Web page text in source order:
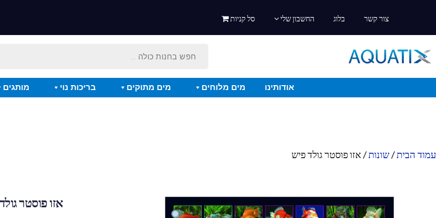
צור קשר בלוג החשבון שלי סל קניות
אודותינו מים מלוחים מים מתוקים בריכות נוי מותגים
עמוד הבית/שונות/ אזו פוסטר גולד פיש
אזו פוסטר